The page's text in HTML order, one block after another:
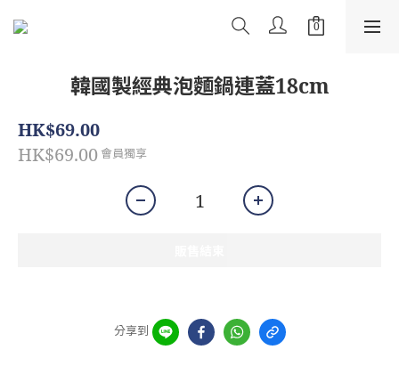
韓國製經典泡麵鍋連蓋18cm
HK$69.00
HK$69.00 會員獨享
分享到